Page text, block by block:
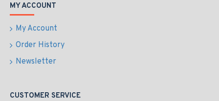
MY ACCOUNT
My Account
Order History
Newsletter
CUSTOMER SERVICE